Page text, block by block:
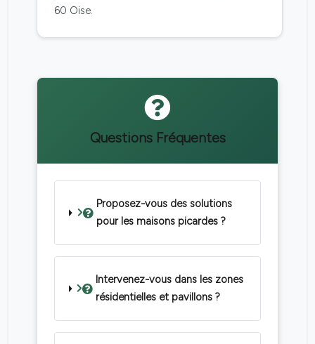
60 Oise.
Questions Fréquentes
Proposez-vous des solutions
pour les maisons picardes ?
Intervenez-vous dans les zones
résidentielles et pavillons ?